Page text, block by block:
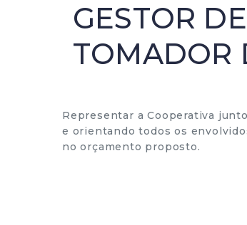
GESTOR
TOMADOR
Representar a Cooperativa
e orientando todos os
no orçamento proposto.